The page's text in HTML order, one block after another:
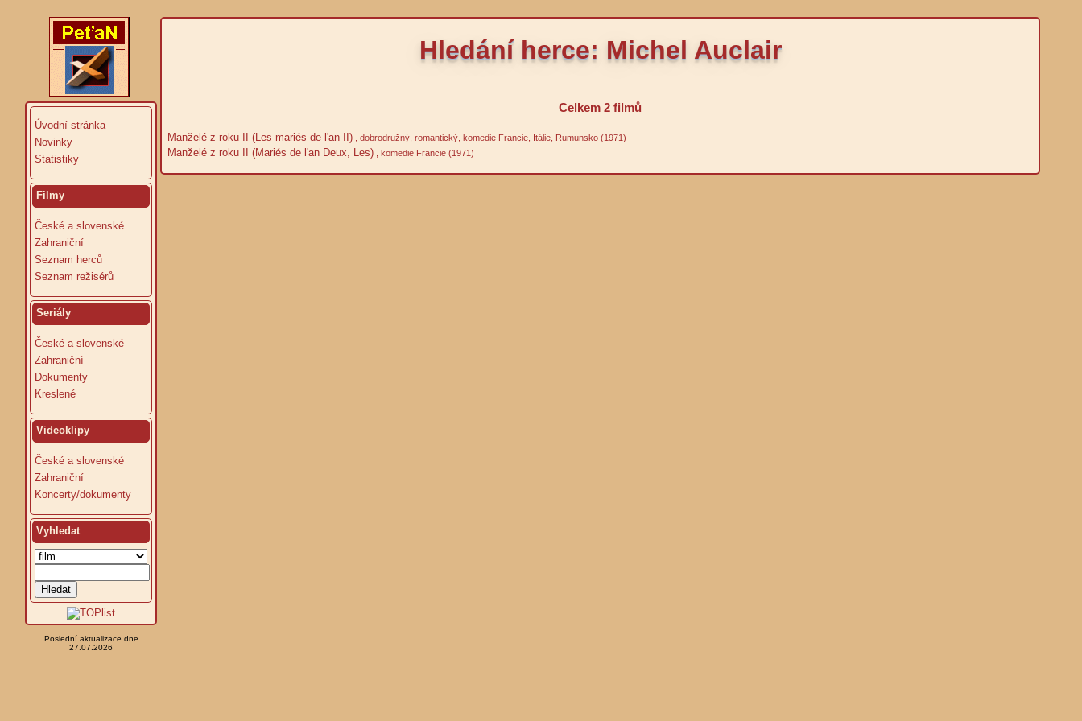
Úvodní stránka
Novinky
Statistiky
Filmy
České a slovenské
Zahraniční
Seznam herců
Seznam režisérů
Seriály
České a slovenské
Zahraniční
Dokumenty
Kreslené
Videoklipy
České a slovenské
Zahraniční
Koncerty/dokumenty
Vyhledat
Poslední aktualizace dne
27.07.2026
Hledání herce: Michel Auclair
Celkem 2 filmů
Manželé z roku II (Les mariés de l'an II) , dobrodružný, romantický, komedie Francie, Itálie, Rumunsko (1971)
Manželé z roku II (Mariés de l'an Deux, Les) , komedie Francie (1971)